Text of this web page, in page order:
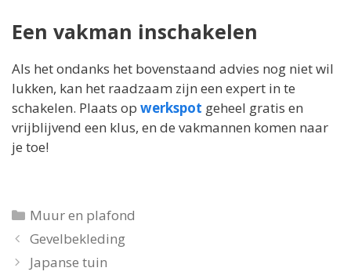
Een vakman inschakelen
Als het ondanks het bovenstaand advies nog niet wil
lukken, kan het raadzaam zijn een expert in te
schakelen. Plaats op werkspot geheel gratis en
vrijblijvend een klus, en de vakmannen komen naar
je toe!
Categorieën
Muur en plafond
Gevelbekleding
Japanse tuin